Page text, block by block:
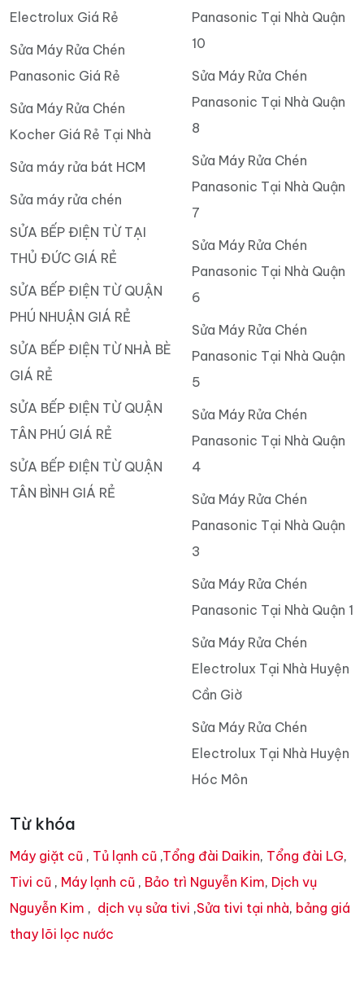
Electrolux Giá Rẻ
Sửa Máy Rửa Chén
Panasonic Giá Rẻ
Sửa Máy Rửa Chén
Kocher Giá Rẻ Tại Nhà
Sửa máy rửa bát HCM
Sửa máy rửa chén
SỬA BẾP ĐIỆN TỪ TẠI
THỦ ĐỨC GIÁ RẺ
SỬA BẾP ĐIỆN TỪ QUẬN
PHÚ NHUẬN GIÁ RẺ
SỬA BẾP ĐIỆN TỪ NHÀ BÈ
GIÁ RẺ
SỬA BẾP ĐIỆN TỪ QUẬN
TÂN PHÚ GIÁ RẺ
SỬA BẾP ĐIỆN TỪ QUẬN
TÂN BÌNH GIÁ RẺ
Panasonic Tại Nhà Quận
10
Sửa Máy Rửa Chén
Panasonic Tại Nhà Quận
8
Sửa Máy Rửa Chén
Panasonic Tại Nhà Quận
7
Sửa Máy Rửa Chén
Panasonic Tại Nhà Quận
6
Sửa Máy Rửa Chén
Panasonic Tại Nhà Quận
5
Sửa Máy Rửa Chén
Panasonic Tại Nhà Quận
4
Sửa Máy Rửa Chén
Panasonic Tại Nhà Quận
3
Sửa Máy Rửa Chén
Panasonic Tại Nhà Quận 1
Sửa Máy Rửa Chén
Electrolux Tại Nhà Huyện
Cần Giờ
Sửa Máy Rửa Chén
Electrolux Tại Nhà Huyện
Hóc Môn
Từ khóa
Máy giặt cũ , Tủ lạnh cũ ,Tổng đài Daikin, Tổng đài LG,
Tivi cũ , Máy lạnh cũ , Bảo trì Nguyễn Kim, Dịch vụ
Nguyễn Kim , dịch vụ sửa tivi ,Sửa tivi tại nhà, bảng giá
thay lõi lọc nước